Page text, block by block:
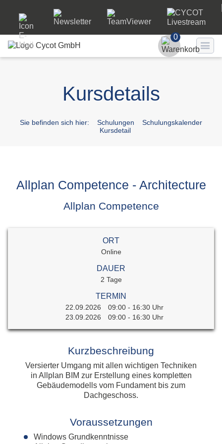
Passwort
Passwort
0
Kursdetails
Sie befinden sich hier: Schulungen
Schulungskalender
Kursdetail
Allplan Competence - Architecture
Allplan Competence
ORT
Online
DAUER
2 Tage
TERMIN
22.09.2026
09:00 - 16:30 Uhr
23.09.2026
09:00 - 16:30 Uhr
Kurzbeschreibung
Versierter Umgang mit allen wichtigen Techniken
in Allplan BIM zur Erstellung eines kompletten
Gebäudemodells vom Fundament bis zum
Dachgeschoss.
Voraussetzungen
Windows Grundkenntnisse